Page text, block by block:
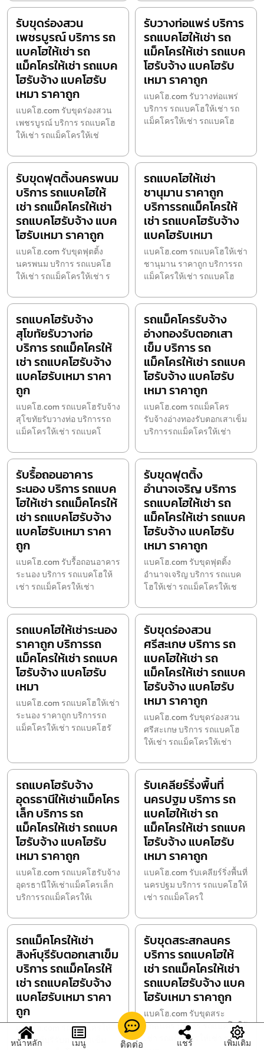
รับขุดร่องสวน
เพชรบูรณ์ บริการ รถ
แบคโฮให้เช่า รถ
แม็คโครให้เช่า รถแบค
โฮรับจ้าง แบคโฮรับ
เหมา ราคาถูก
แบคโฮ.com รับขุดร่องสวน
เพชรบูรณ์ บริการ รถแบคโฮ
ให้เช่า รถแม็คโครให้เช่
รับวางท่อแพร่ บริการ
รถแบคโฮให้เช่า รถ
แม็คโครให้เช่า รถแบค
โฮรับจ้าง แบคโฮรับ
เหมา ราคาถูก
แบคโฮ.com รับวางท่อแพร่
บริการ รถแบคโฮให้เช่า รถ
แม็คโครให้เช่า รถแบคโฮ
รับขุดฟุตติ้งนครพนม
บริการ รถแบคโฮให้
เช่า รถแม็คโครให้เช่า
รถแบคโฮรับจ้าง แบค
โฮรับเหมา ราคาถูก
แบคโฮ.com รับขุดฟุตติ้ง
นครพนม บริการ รถแบคโฮ
ให้เช่า รถแม็คโครให้เช่า ร
รถแบคโฮให้เช่า
ชานุมาน ราคาถูก
บริการรถแม็คโครให้
เช่า รถแบคโฮรับจ้าง
แบคโฮรับเหมา
แบคโฮ.com รถแบคโฮให้เช่า
ชานุมาน ราคาถูก บริการรถ
แม็คโครให้เช่า รถแบคโฮ
รถแบคโฮรับจ้าง
สุโขทัยรับวางท่อ
บริการ รถแม็คโครให้
เช่า รถแบคโฮรับจ้าง
แบคโฮรับเหมา ราคา
ถูก
แบคโฮ.com รถแบคโฮรับจ้าง
สุโขทัยรับวางท่อ บริการรถ
แม็คโครให้เช่า รถแบคโ
รถแม็คโครรับจ้าง
อ่างทองรับตอกเสา
เข็ม บริการ รถ
แม็คโครให้เช่า รถแบค
โฮรับจ้าง แบคโฮรับ
เหมา ราคาถูก
แบคโฮ.com รถแม็คโคร
รับจ้างอ่างทองรับตอกเสาเข็ม
บริการรถแม็คโครให้เช่า
รับรื้อถอนอาคาร
ระนอง บริการ รถแบค
โฮให้เช่า รถแม็คโครให้
เช่า รถแบคโฮรับจ้าง
แบคโฮรับเหมา ราคา
ถูก
แบคโฮ.com รับรื้อถอนอาคาร
ระนอง บริการ รถแบคโฮให้
เช่า รถแม็คโครให้เช่า
รับขุดฟุตติ้ง
อำนาจเจริญ บริการ
รถแบคโฮให้เช่า รถ
แม็คโครให้เช่า รถแบค
โฮรับจ้าง แบคโฮรับ
เหมา ราคาถูก
แบคโฮ.com รับขุดฟุตติ้ง
อำนาจเจริญ บริการ รถแบค
โฮให้เช่า รถแม็คโครให้เช
รถแบคโฮให้เช่าระนอง
ราคาถูก บริการรถ
แม็คโครให้เช่า รถแบค
โฮรับจ้าง แบคโฮรับ
เหมา
แบคโฮ.com รถแบคโฮให้เช่า
ระนอง ราคาถูก บริการรถ
แม็คโครให้เช่า รถแบคโฮรั
รับขุดร่องสวน
ศรีสะเกษ บริการ รถ
แบคโฮให้เช่า รถ
แม็คโครให้เช่า รถแบค
โฮรับจ้าง แบคโฮรับ
เหมา ราคาถูก
แบคโฮ.com รับขุดร่องสวน
ศรีสะเกษ บริการ รถแบคโฮ
ให้เช่า รถแม็คโครให้เช่า
รถแบคโฮรับจ้าง
อุดรธานีให้เช่าแม็คโคร
เล็ก บริการ รถ
แม็คโครให้เช่า รถแบค
โฮรับจ้าง แบคโฮรับ
เหมา ราคาถูก
แบคโฮ.com รถแบคโฮรับจ้าง
อุดรธานีให้เช่าแม็คโครเล็ก
บริการรถแม็คโครให้เ
รับเคลียร์ริ่งพื้นที่
นครปฐม บริการ รถ
แบคโฮให้เช่า รถ
แม็คโครให้เช่า รถแบค
โฮรับจ้าง แบคโฮรับ
เหมา ราคาถูก
แบคโฮ.com รับเคลียร์ริ่งพื้นที่
นครปฐม บริการ รถแบคโฮให้
เช่า รถแม็คโครใ
รถแม็คโครให้เช่า
สิงห์บุรีรับตอกเสาเข็ม
บริการ รถแม็คโครให้
เช่า รถแบคโฮรับจ้าง
แบคโฮรับเหมา ราคา
ถูก
แบคโฮ.com รถแม็คโครให้
เช่าสิงห์บุรีรับตอกเสาเข็ม
รับขุดสระสกลนคร
บริการ รถแบคโฮให้
เช่า รถแม็คโครให้เช่า
รถแบคโฮรับจ้าง แบค
โฮรับเหมา ราคาถูก
แบคโฮ.com รับขุดสระ
สกลนคร บริการ รถแบคโฮให้
เช่า รถแม็คโครให้เช่า รถ
หน้าหลัก เมนู ติดต่อ แชร์ เพิ่มเติม